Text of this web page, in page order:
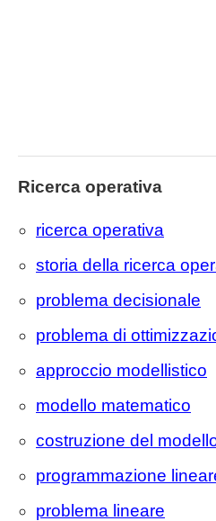
Ricerca operativa
ricerca operativa
storia della ricerca
problema decisionale
problema di
approccio modellistico
modello matematico
costruzione del
programmazione
problema lineare